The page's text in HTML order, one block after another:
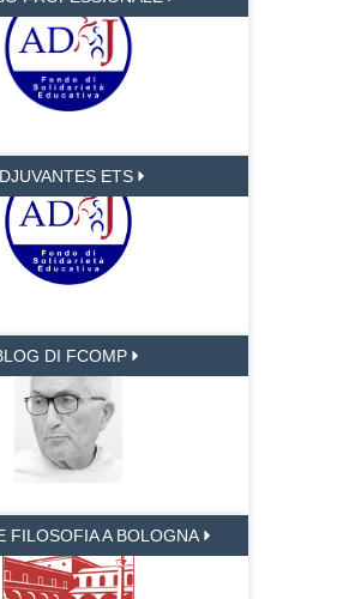
ETS
DI FCOMP
FILOSOFIA A BOLOGNA